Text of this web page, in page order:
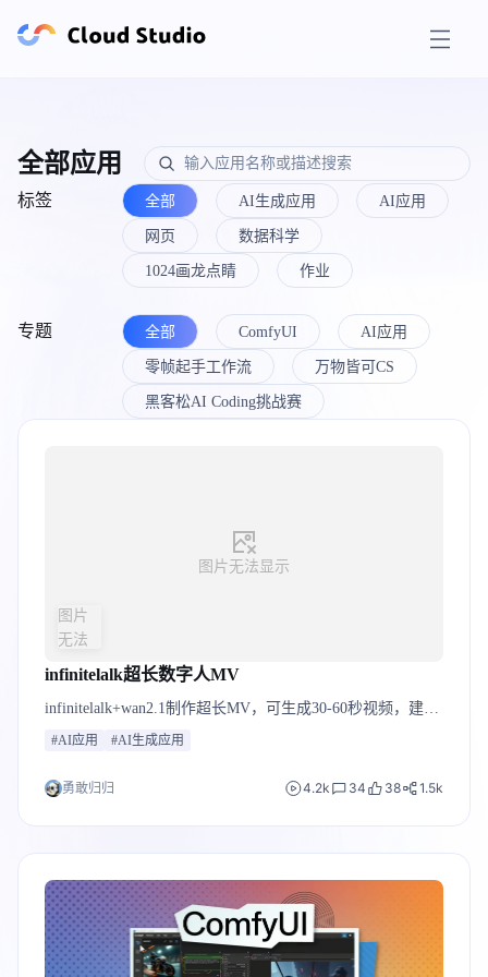
全部应用
标签 全部 AI生成应用 AI应用
网页 数据科学
1024画龙点睛 作业
专题 全部 ComfyUI AI应用
零帧起手工作流 万物皆可CS
黑客松AI Coding挑战赛
图片无法显示
图片
无法
显示
infinitelalk超长数字人MV
infinitelalk+wan2.1制作超长MV，可生成30-60秒视频，建议
A10启动
#AI应用 #AI生成应用
勇敢归归 4.2k 34 38 1.5k